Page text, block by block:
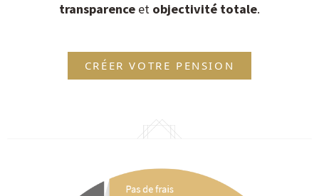
transparence et objectivité totale.
CRÉER VOTRE PENSION